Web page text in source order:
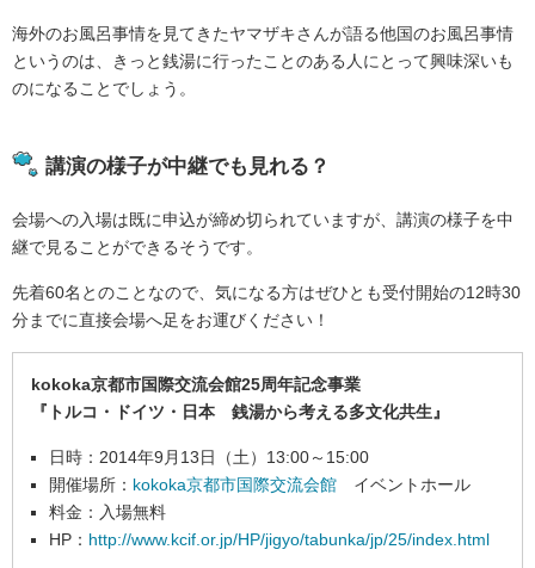
海外のお風呂事情を見てきたヤマザキさんが語る他国のお風呂事情
というのは、きっと銭湯に行ったことのある人にとって興味深いも
のになることでしょう。
講演の様子が中継でも見れる？
会場への入場は既に申込が締め切られていますが、講演の様子を中
継で見ることができるそうです。
先着60名とのことなので、気になる方はぜひとも受付開始の12時30
分までに直接会場へ足をお運びください！
kokoka京都市国際交流会館25周年記念事業
『トルコ・ドイツ・日本 銭湯から考える多文化共生』
日時：2014年9月13日（土）13:00～15:00
開催場所： kokoka京都市国際交流会館 イベントホール
料金：入場無料
HP： http://www.kcif.or.jp/HP/jigyo/tabunka/jp/25/index.html